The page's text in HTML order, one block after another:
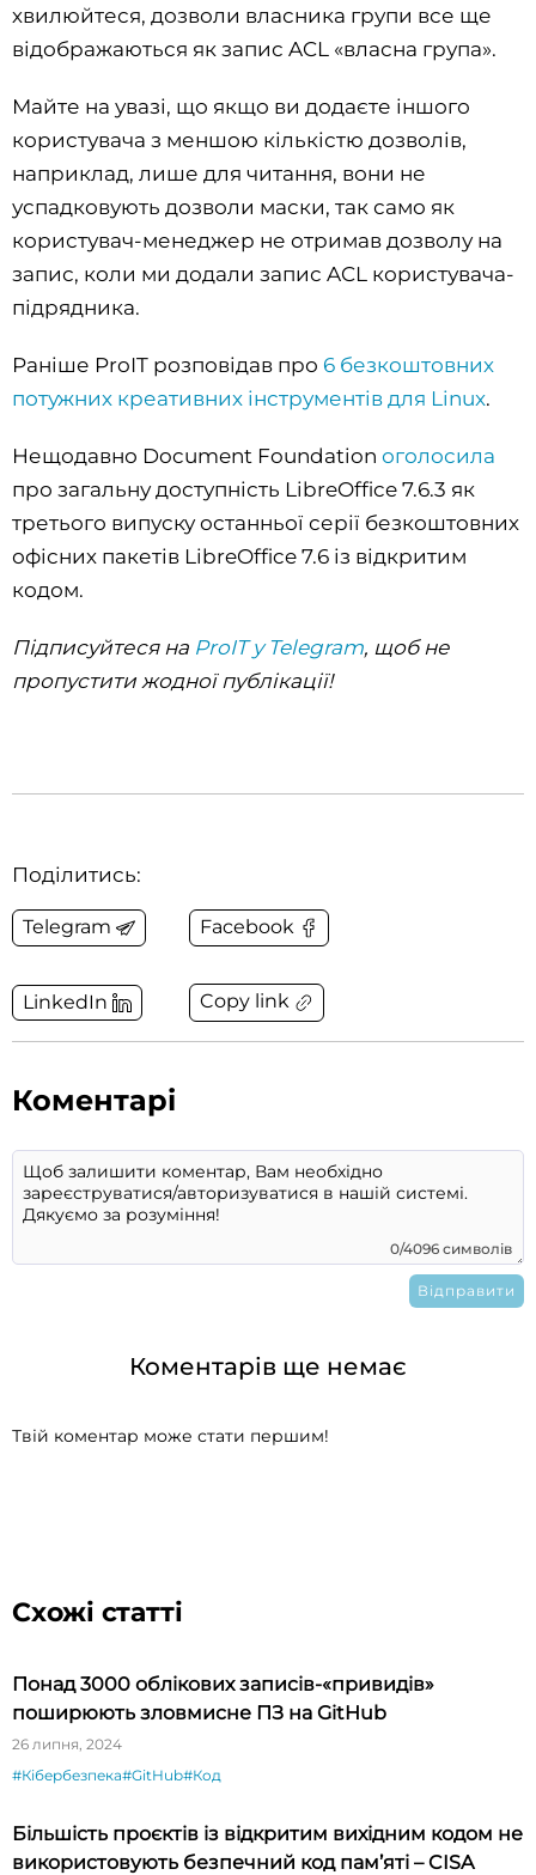
хвилюйтеся, дозволи власника групи все ще
відображаються як запис ACL «власна група».
Майте на увазі, що якщо ви додаєте іншого
користувача з меншою кількістю дозволів,
наприклад, лише для читання, вони не
успадковують дозволи маски, так само як
користувач-менеджер не отримав дозволу на
запис, коли ми додали запис ACL користувача-
підрядника.
Раніше ProIT розповідав про 6 безкоштовних
потужних креативних інструментів для Linux.
Нещодавно Document Foundation оголосила
про загальну доступність LibreOffice 7.6.3 як
третього випуску останньої серії безкоштовних
офісних пакетів LibreOffice 7.6 із відкритим
кодом.
Підписуйтеся на ProIT у Telegram, щоб не
пропустити жодної публікації!
Поділитись:
Telegram Facebook
LinkedIn Copy link
Коментарі
0/4096 символів
Коментарів ще немає
Твій коментар може стати першим!
Схожі статті
Понад 3000 облікових записів-«привидів»
поширюють зловмисне ПЗ на GitHub
26 липня, 2024
#Кібербезпека#GitHub#Код
Більшість проєктів із відкритим вихідним кодом не
використовують безпечний код пам’яті – CISA